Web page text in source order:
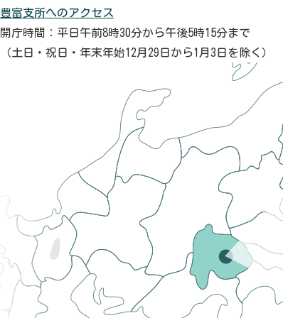
豊富支所へのアクセス
開庁時間：平日午前8時30分から午後5時15分まで
（土日・祝日・年末年始12月29日から1月3日を除く）